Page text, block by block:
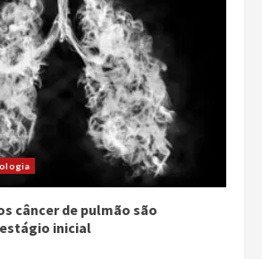
câncer de pulmão são
inicial